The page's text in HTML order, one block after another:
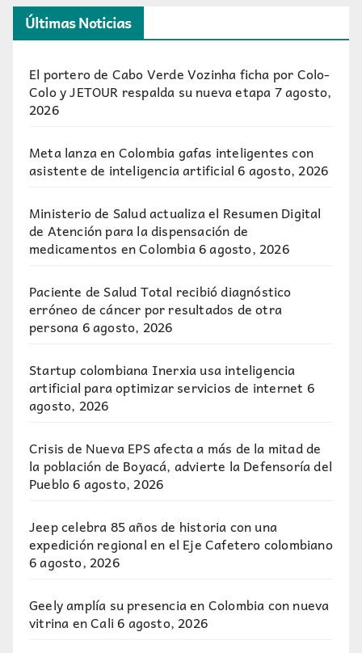
Últimas Noticias
El portero de Cabo Verde Vozinha ficha por Colo-
Colo y JETOUR respalda su nueva etapa7 agosto,
2026
Meta lanza en Colombia gafas inteligentes con
asistente de inteligencia artificial 6 agosto, 2026
Ministerio de Salud actualiza el Resumen Digital
de Atención para la dispensación de
medicamentos en Colombia6 agosto, 2026
Paciente de Salud Total recibió diagnóstico
erróneo de cáncer por resultados de otra
persona6 agosto, 2026
Startup colombiana Inerxia usa inteligencia
artificial para optimizar servicios de internet 6
agosto, 2026
Crisis de Nueva EPS afecta a más de la mitad de
la población de Boyacá, advierte la Defensoría del
Pueblo6 agosto, 2026
Jeep celebra 85 años de historia con una
expedición regional en el Eje Cafetero colombiano
6 agosto, 2026
Geely amplía su presencia en Colombia con nueva
vitrina en Cali 6 agosto, 2026